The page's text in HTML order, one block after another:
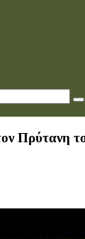
Πρύτανη